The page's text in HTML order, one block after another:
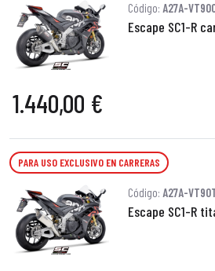
Código: A27A-
Escape SC1-R
1.440,00 €
PARA USO EXCLUSIVO EN CARRERAS
Código: A27A-
Escape SC1-R